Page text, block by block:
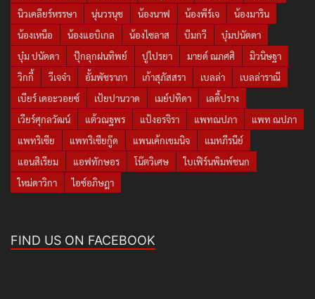
นิวเคลียร์หรรษา
นุ่นวรนุช น้องนาฟ น้องพีร์เจ
น้องมาริน
น้องเหนือ
น้องแอบิเกล น้องไซลาส บีมกวี
บุ๋มปนัดดา
บุ๋ม ปนัดดา
ปุ๊กลุกฝนทิพย์ ปูไปรยา มายด์ ณภศศิ
มิวนิษฐา
วิกกี้
วีเจจ๋า อั้มพัชราภา เก้าสุภัสสรา เบลล่า
เบลล่าราณี
เบียร์ เดอะวอยซ์
เป้ยปานวาด เมย์ปทิดา
เลดี้ปราง
เวียร์ศุกลวัฒน์
แต้วณฐพร แป้งอรจิรา แพทณปภา
แพท ณปภา
แพทริเซีย
แพทริเซียกู๊ด แพนเค้กเขมนิจ
แมทภีรนีย์
แอนสิเรียม
แอฟทักษอร โน๊ตวิเศษ
ใบเฟิร์นพิมพ์ชนก
ใหม่ดาวิกา
ไอซ์อภิษฎา
FIND US ON FACEBOOK